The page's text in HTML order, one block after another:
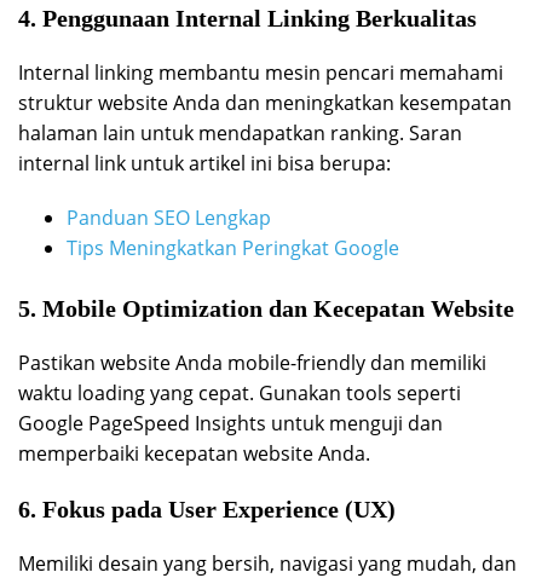
4. Penggunaan Internal Linking Berkualitas
Internal linking membantu mesin pencari memahami
struktur website Anda dan meningkatkan kesempatan
halaman lain untuk mendapatkan ranking. Saran
internal link untuk artikel ini bisa berupa:
Panduan SEO Lengkap
Tips Meningkatkan Peringkat Google
5. Mobile Optimization dan Kecepatan Website
Pastikan website Anda mobile-friendly dan memiliki
waktu loading yang cepat. Gunakan tools seperti
Google PageSpeed Insights untuk menguji dan
memperbaiki kecepatan website Anda.
6. Fokus pada User Experience (UX)
Memiliki desain yang bersih, navigasi yang mudah, dan